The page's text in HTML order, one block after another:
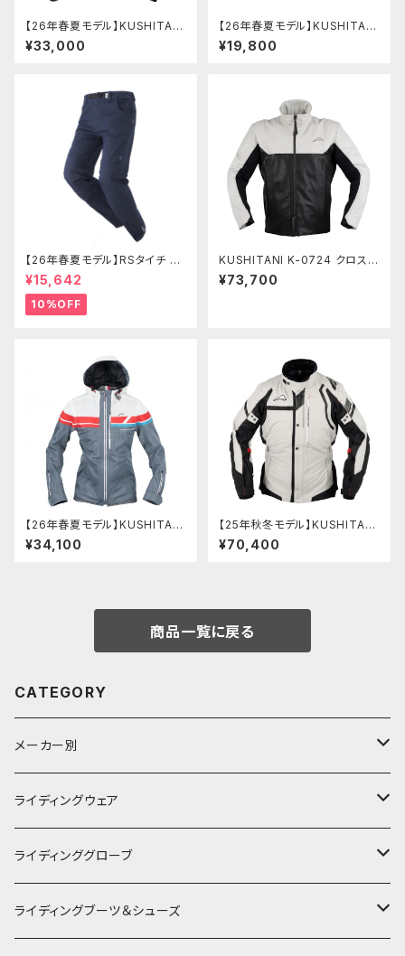
【26年春夏モデル】KUSHITANI
K-2456 フルメッシュジャケット
¥33,000
【26年春夏モデル】KUSHITANI
K-2463 ウインドブレーカー
¥19,800
【26年春夏モデル】RSタイチ RS
Y274 コーデュラライトデニムパ
ンツ
¥15,642
10%OFF
KUSHITANI K-0724 クロスオ
ーバーライトジャケット
¥73,700
【26年春夏モデル】KUSHITANI
KL-2455 フルメッシュパーカー
ジャケット(レディース)
¥34,100
【25年秋冬モデル】KUSHITANI
K-2871 アロフトジャケット
¥70,400
商品一覧に戻る
CATEGORY
メーカー別
KUSHITANI
RSタイチ
アルパインスターズ
ライディングウェア
春夏ライディングジャケット
春夏ライディングパンツ
ライディンググローブ
オールシーズングローブ
ライディングブーツ＆シューズ